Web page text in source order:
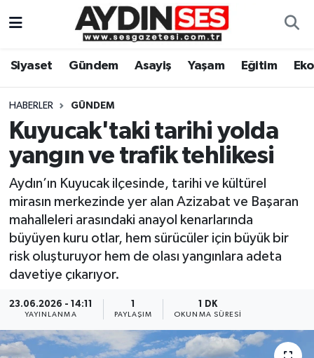
Siyaset Gündem Asayiş Yaşam Eğitim
HABERLER GÜNDEM
Kuyucak'taki tarihi yolda
yangın ve trafik tehlikesi
Aydın’ın Kuyucak ilçesinde, tarihi ve kültürel
mirasın merkezinde yer alan Azizabat ve Başaran
mahalleleri arasındaki anayol kenarlarında
büyüyen kuru otlar, hem sürücüler için büyük bir
risk oluşturuyor hem de olası yangınlara adeta
davetiye çıkarıyor.
23.06.2026 - 14:11
YAYINLANMA PAYLAŞIM
1 DK
OKUNMA SÜRESI
Gündem
Siyaset
Ekonomi
Eğitim
Kültür Sanat
Spor
Aydın Hava Durumu
Aydin Namaz Vakitleri
Aydın Trafik Yoğunluk Haritası
Süper Lig Puan Durumu ve Fikstür
Tüm Manşetler
Son Dakika Haberleri
Haber Arşivi